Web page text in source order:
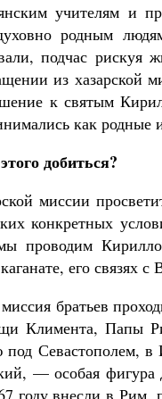
учителям и
родным
подчас рискуя
из хазарской
к святым
как родные
добиться?
миссии
конкретных
проводим
его связях с
братьев
Климента, Папы
Севастополем, в
— особая фигура
году внесли в Рим,